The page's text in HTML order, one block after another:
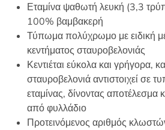
Εταμίνα ψαθωτή λευκή (3,3
100% βαμβακερή
Τύπωμα πολύχρωμο με ειδική
κεντήματος σταυροβελονιάς
Κεντιέται εύκολα και γρήγορα,
σταυροβελονιά αντιστοιχεί σε
εταμίνας, δίνοντας αποτέλεσμα
από φυλλάδιο
Προτεινόμενος αριθμός